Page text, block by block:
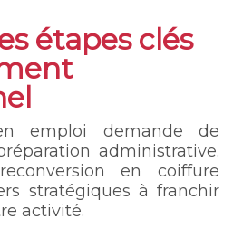
étapes clés
emploi demande de
administrative.
en coiffure
stratégiques à franchir
activité.